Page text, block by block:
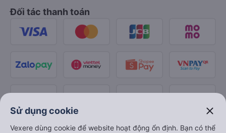
Đối tác thanh toán
Sử dụng cookie close
Vexere dùng cookie để website hoạt động ổn định. Bạn có thể